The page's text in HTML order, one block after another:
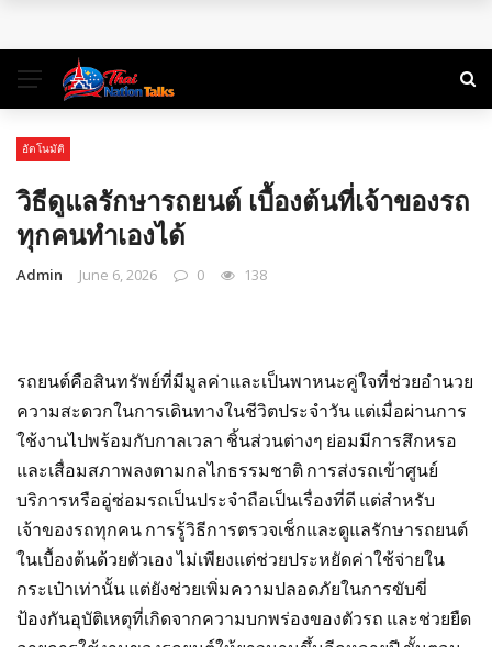
คู่มือท่องเที่ยว สำหรับแบ็คแพ็คเกอร์ลุยเดี่ยว
จองตั๋วสุราษฎร์ธานีแล้วออกลุยไปกับ 3 ที่เที่ยวเด็ดใน 3 สไตล์
อัตโนมัติ
วิธีดูแลรักษารถยนต์ เบื้องต้นที่เจ้าของรถ
ทุกคนทำเองได้
Admin June 6, 2026 0 138
รถยนต์คือสินทรัพย์ที่มีมูลค่าและเป็นพาหนะคู่ใจที่ช่วยอำนวย
ความสะดวกในการเดินทางในชีวิตประจำวัน แต่เมื่อผ่านการ
ใช้งานไปพร้อมกับกาลเวลา ชิ้นส่วนต่างๆ ย่อมมีการสึกหรอ
และเสื่อมสภาพลงตามกลไกธรรมชาติ การส่งรถเข้าศูนย์
บริการหรืออู่ซ่อมรถเป็นประจำถือเป็นเรื่องที่ดี แต่สำหรับ
เจ้าของรถทุกคน การรู้วิธีการตรวจเช็กและดูแลรักษารถยนต์
ในเบื้องต้นด้วยตัวเอง ไม่เพียงแต่ช่วยประหยัดค่าใช้จ่ายใน
กระเป๋าเท่านั้น แต่ยังช่วยเพิ่มความปลอดภัยในการขับขี่
ป้องกันอุบัติเหตุที่เกิดจากความบกพร่องของตัวรถ และช่วยยืด